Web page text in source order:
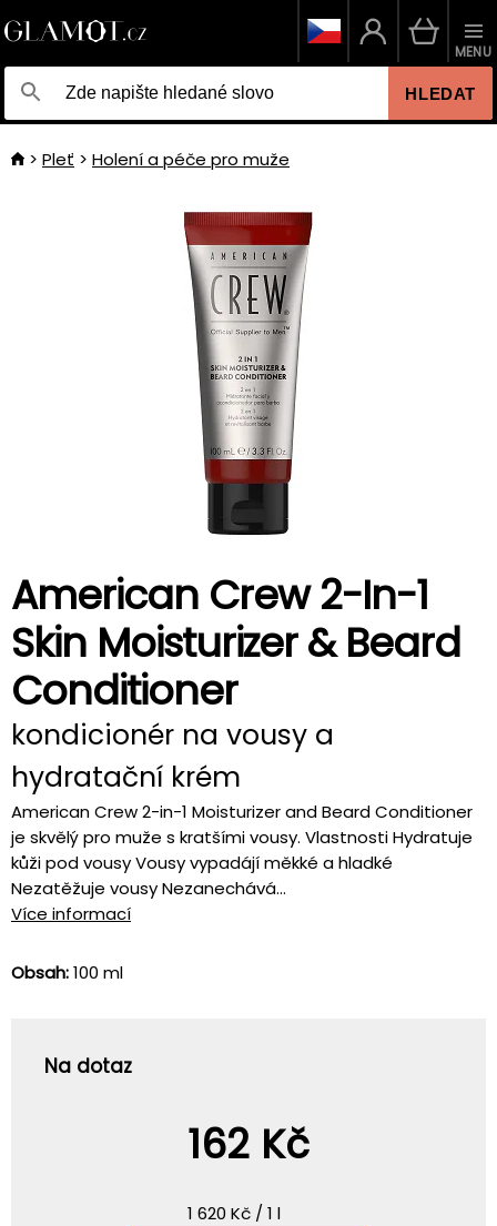
HLEDAT
MENU
Pleť Holení a péče pro muže
American Crew 2-In-1
Skin Moisturizer & Beard
Conditioner
kondicionér na vousy a
hydratační krém
American Crew 2-in-1 Moisturizer and Beard Conditioner
je skvělý pro muže s kratšími vousy. Vlastnosti Hydratuje
kůži pod vousy Vousy vypadájí měkké a hladké
Nezatěžuje vousy Nezanechává...
Více informací
Obsah:100 ml
Na dotaz
162 Kč
1 620 Kč / 1 l